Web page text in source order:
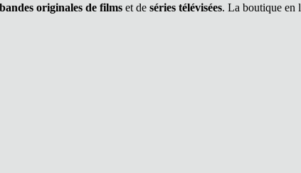
bandes originales de films et de séries télévisées. La boutique en